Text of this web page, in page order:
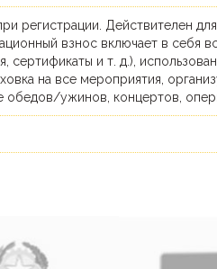
регистрации. Действителен
взнос включает в себя
сертификаты и т. д.),
на все мероприятия,
обедов/ужинов, концертов,